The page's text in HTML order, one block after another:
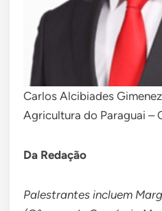
Carlos Alcibiades
Agricultura do Paraguai –
Da Redação
Palestrantes incluem